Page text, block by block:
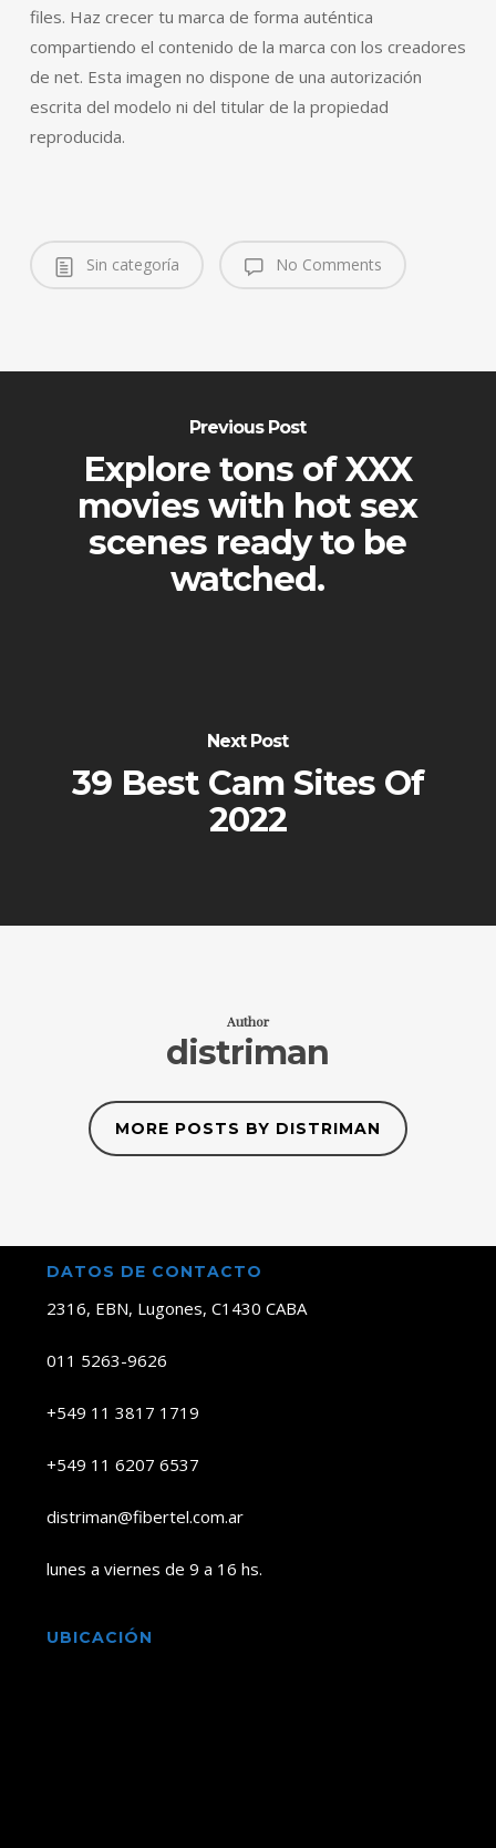
files. Haz crecer tu marca de forma auténtica
compartiendo el contenido de la marca con los creadores
de net. Esta imagen no dispone de una autorización
escrita del modelo ni del titular de la propiedad
reproducida.
Sin categoría No Comments
Previous Post
Explore tons of XXX
movies with hot sex
scenes ready to be
watched.
Next Post
39 Best Cam Sites Of
2022
Author
distriman
MORE POSTS BY DISTRIMAN
DATOS DE CONTACTO
2316, EBN, Lugones, C1430 CABA
011 5263-9626
+549 11 3817 1719
+549 11 6207 6537
distriman@fibertel.com.ar
lunes a viernes de 9 a 16 hs.
UBICACIÓN